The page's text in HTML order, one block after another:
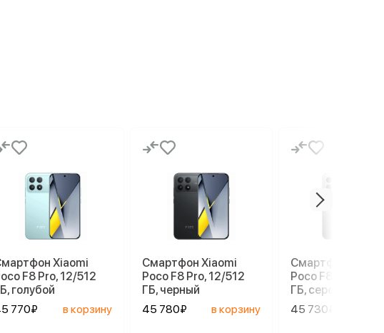
Xiaomi
F8 Pro, 12/512
голубой
770₽
в корзину
Смартфон Xiaomi
Poco F8 Pro, 12/512
ГБ, черный
45 780₽
в корзину
Смартфон
Poco F8 Pro, 12/
ГБ, серебристый
45 730₽